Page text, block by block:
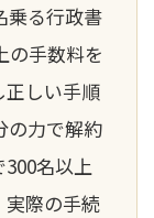
乗る行政書
の手数料を
正しい手順
の力で解約
名以上
実際の手続